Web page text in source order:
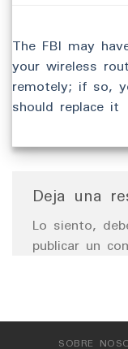
The FBI may
your wireless
remotely; if so,
should replace it
Deja una
Lo siento,
publicar un
SOBRE